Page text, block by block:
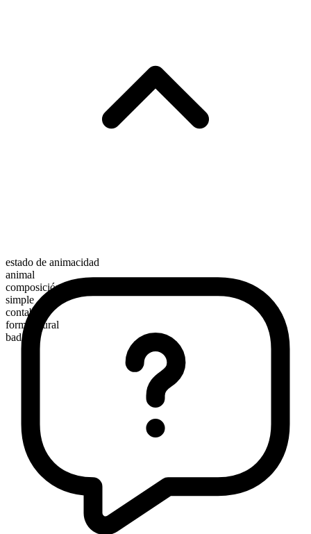
estado de animacidad
animal
composición morfológica
simple
contable
forma plural
badgers